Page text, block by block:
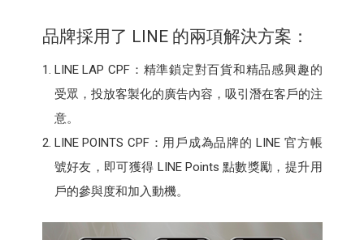
品牌採用了 LINE 的兩項解決方案：
LINE LAP CPF：精準鎖定對百貨和精品感興趣的
受眾，投放客製化的廣告內容，吸引潛在客戶的注
意。
LINE POINTS CPF：用戶成為品牌的 LINE 官方帳
號好友，即可獲得 LINE Points 點數獎勵，提升用
戶的參與度和加入動機。